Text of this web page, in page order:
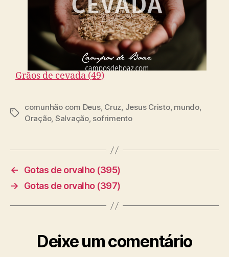
Grãos de cevada (49)
T
comunhão com Deus, Cruz, Jesus Cristo, mundo,
Oração, Salvação, sofrimento
←
Gotas de orvalho (395)
→
Gotas de orvalho (397)
Deixe um comentário